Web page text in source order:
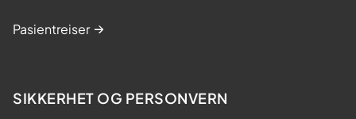
Pasientreiser
SIKKERHET OG PERSONVERN